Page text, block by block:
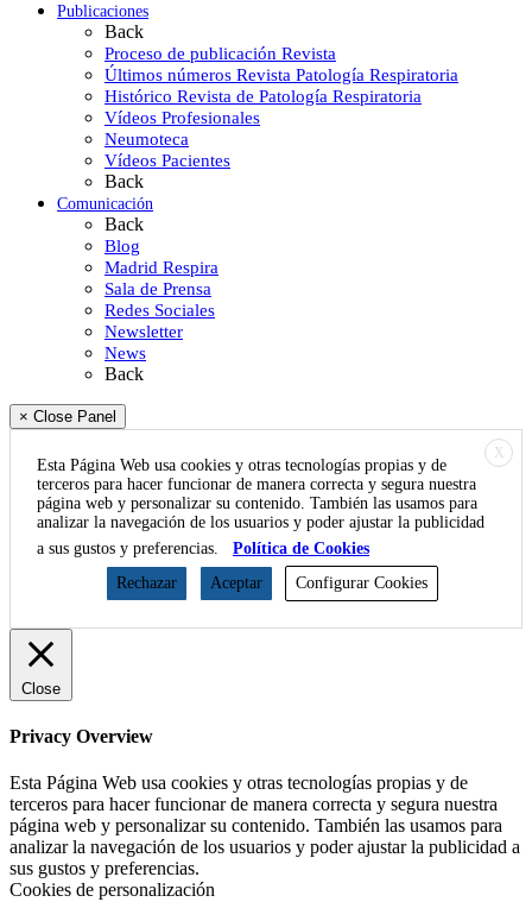
Publicaciones
Back
Proceso de publicación Revista
Últimos números Revista Patología Respiratoria
Histórico Revista de Patología Respiratoria
Vídeos Profesionales
Neumoteca
Vídeos Pacientes
Back
Comunicación
Back
Blog
Madrid Respira
Sala de Prensa
Redes Sociales
Newsletter
News
Back
× Close Panel
X
Esta Página Web usa cookies y otras tecnologías propias y de
terceros para hacer funcionar de manera correcta y segura nuestra
página web y personalizar su contenido. También las usamos para
analizar la navegación de los usuarios y poder ajustar la publicidad
a sus gustos y preferencias.
Política de Cookies
Rechazar
Aceptar Configurar Cookies
Close
Privacy Overview
Esta Página Web usa cookies y otras tecnologías propias y de
terceros para hacer funcionar de manera correcta y segura nuestra
página web y personalizar su contenido. También las usamos para
analizar la navegación de los usuarios y poder ajustar la publicidad a
sus gustos y preferencias.
Cookies de personalización